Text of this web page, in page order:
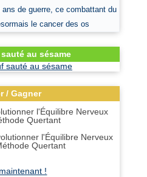
de guerre, ce combattant du
le cancer des os
au sésame
/ Gagner
l'Équilibre Nerveux
Quertant
!